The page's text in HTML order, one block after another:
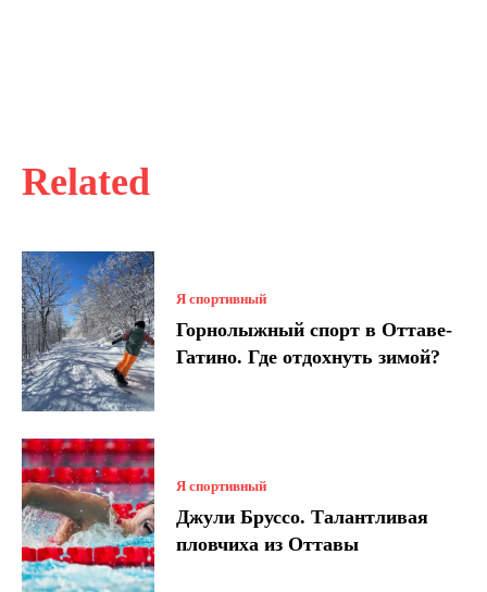
Related
Я спортивный
Горнолыжный спорт в Оттаве-
Гатино. Где отдохнуть зимой?
Я спортивный
Джули Бруссо. Талантливая
пловчиха из Оттавы